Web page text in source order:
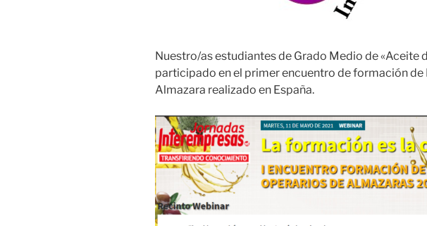
Nuestro/as estudiantes de Grado Medio de «Aceite
participado en el primer encuentro de formación de
Almazara realizado en España.